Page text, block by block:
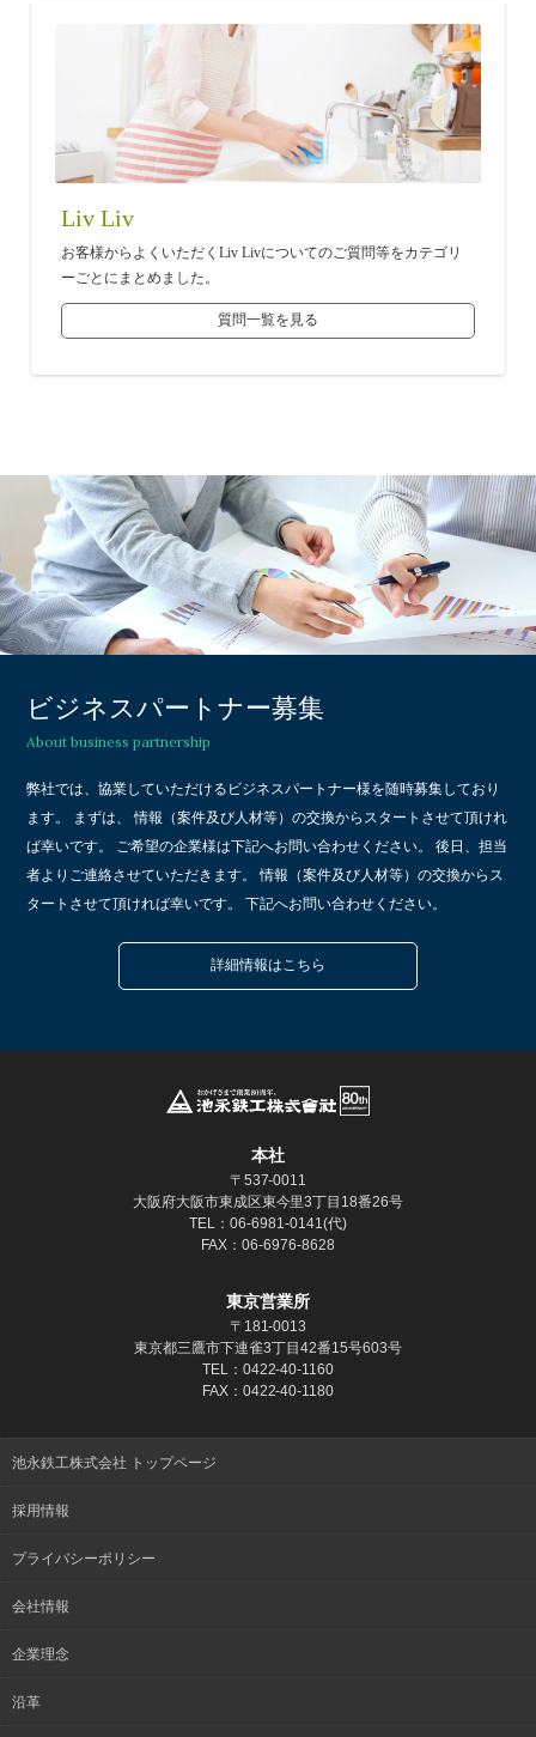
Liv Liv
お客様からよくいただくLiv Livについてのご質問等をカテゴリ
ーごとにまとめました。
質問一覧を見る
ビジネスパートナー募集
About business partnership
弊社では、協業していただけるビジネスパートナー様を随時募集しており
ます。 まずは、 情報（案件及び人材等）の交換からスタートさせて頂けれ
ば幸いです。 ご希望の企業様は下記へお問い合わせください。 後日、担当
者よりご連絡させていただきます。 情報（案件及び人材等）の交換からス
タートさせて頂ければ幸いです。 下記へお問い合わせください。
詳細情報はこちら
本社
〒537-0011
大阪府大阪市東成区東今里3丁目18番26号
TEL：06-6981-0141(代)
FAX：06-6976-8628
東京営業所
〒181‐0013
東京都三鷹市下連雀3丁目42番15号603号
TEL：0422-40-1160
FAX：0422-40-1180
池永鉄工株式会社 トップページ
採用情報
プライバシーポリシー
会社情報
企業理念
沿革